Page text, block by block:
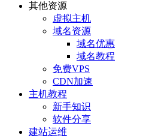
其他资源
虚拟主机
域名资源
域名优惠
域名教程
免费VPS
CDN加速
主机教程
新手知识
软件分享
建站运维